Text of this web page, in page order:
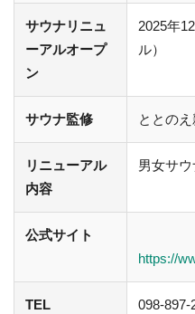
サウナリニュ
ーアルオープ
ン
2025年
ル）
サウナ監修 ととの
リニューアル
内容
男女サ
公式サイト
https://
TEL 098-897-